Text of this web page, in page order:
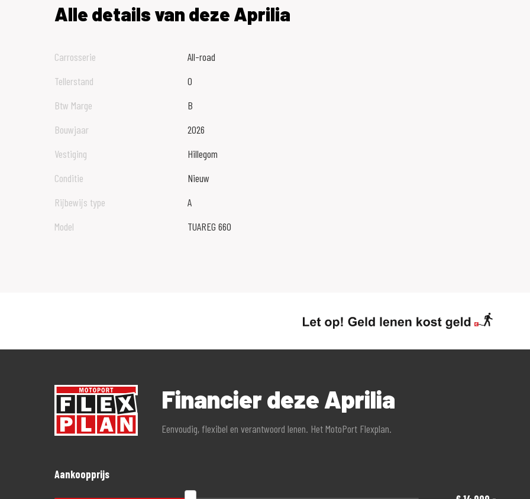
wij niet binnen een redelijke termijn kunnen herstellen? Dan kunt u de koop ontbinden en storten wij uw
aanbetaling direct terug.
Alle details van deze Aprilia
Carrosserie
All-road
Tellerstand
0
Btw Marge
B
Bouwjaar
2026
Vestiging
Hillegom
Conditie
Nieuw
Rijbewijs type
A
Model
TUAREG 660
Financier deze Aprilia
Eenvoudig, flexibel en verantwoord lenen. Het MotoPort Flexplan.
Aankoopprijs